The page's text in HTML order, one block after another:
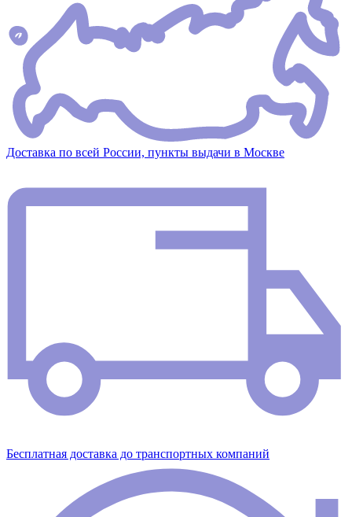
Доставка по всей России, пункты выдачи в Москве
Бесплатная доставка до транспортных компаний